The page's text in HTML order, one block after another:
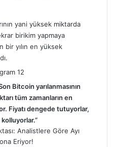
yani yüksek miktarda
birikim yapmaya
bir yılın en yüksek
Bitcoin yarılanmasının
tüm zamanların en
Fiyatı dengede tutuyorlar,
kolluyorlar.”